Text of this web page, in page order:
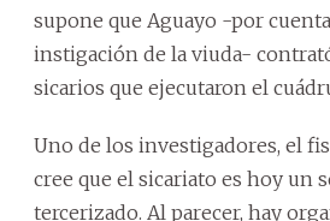
supone que Aguayo -por
instigación de la viuda-
sicarios que ejecutaron el
Uno de los investigadores, el
cree que el sicariato es hoy un
tercerizado. Al parecer, hay